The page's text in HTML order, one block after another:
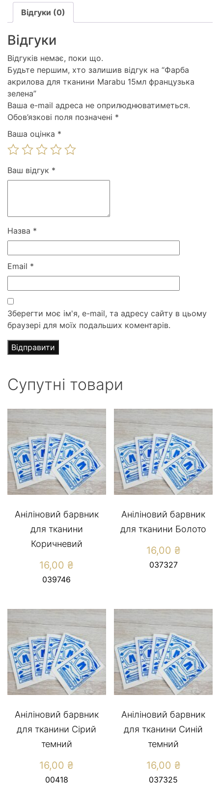
Відгуки (0)
Відгуки
Відгуків немає, поки що.
Будьте першим, хто залишив відгук на “Фарба
акрилова для тканини Marabu 15мл французька
зелена”
Ваша e-mail адреса не оприлюднюватиметься.
Обов’язкові поля позначені *
Ваша оцінка *
Ваш відгук *
Назва *
Email *
Зберегти моє ім'я, e-mail, та адресу сайту в цьому
браузері для моїх подальших коментарів.
Супутні товари
Аніліновий барвник
для тканини
Коричневий
16,00 ₴
039746
Аніліновий барвник
для тканини Болото
16,00 ₴
037327
Аніліновий барвник
для тканини Сірий
темний
16,00 ₴
00418
Аніліновий барвник
для тканини Синій
темний
16,00 ₴
037325